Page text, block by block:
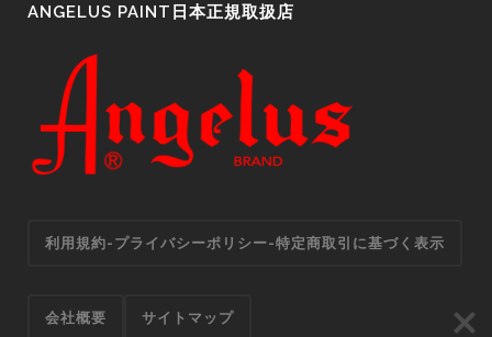
ANGELUS PAINT日本正規取扱店
利用規約-プライバシーポリシー-特定商取引に基づく表示
会社概要 サイトマップ